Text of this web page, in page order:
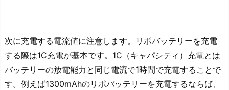
次に充電する電流値に注意します。リポバッテリーを充電
する際は1C充電が基本です。1C（キャパシティ）充電とは
バッテリーの放電能力と同じ電流で1時間で充電することで
す。例えば1300mAhのリポバッテリーを充電するならば、